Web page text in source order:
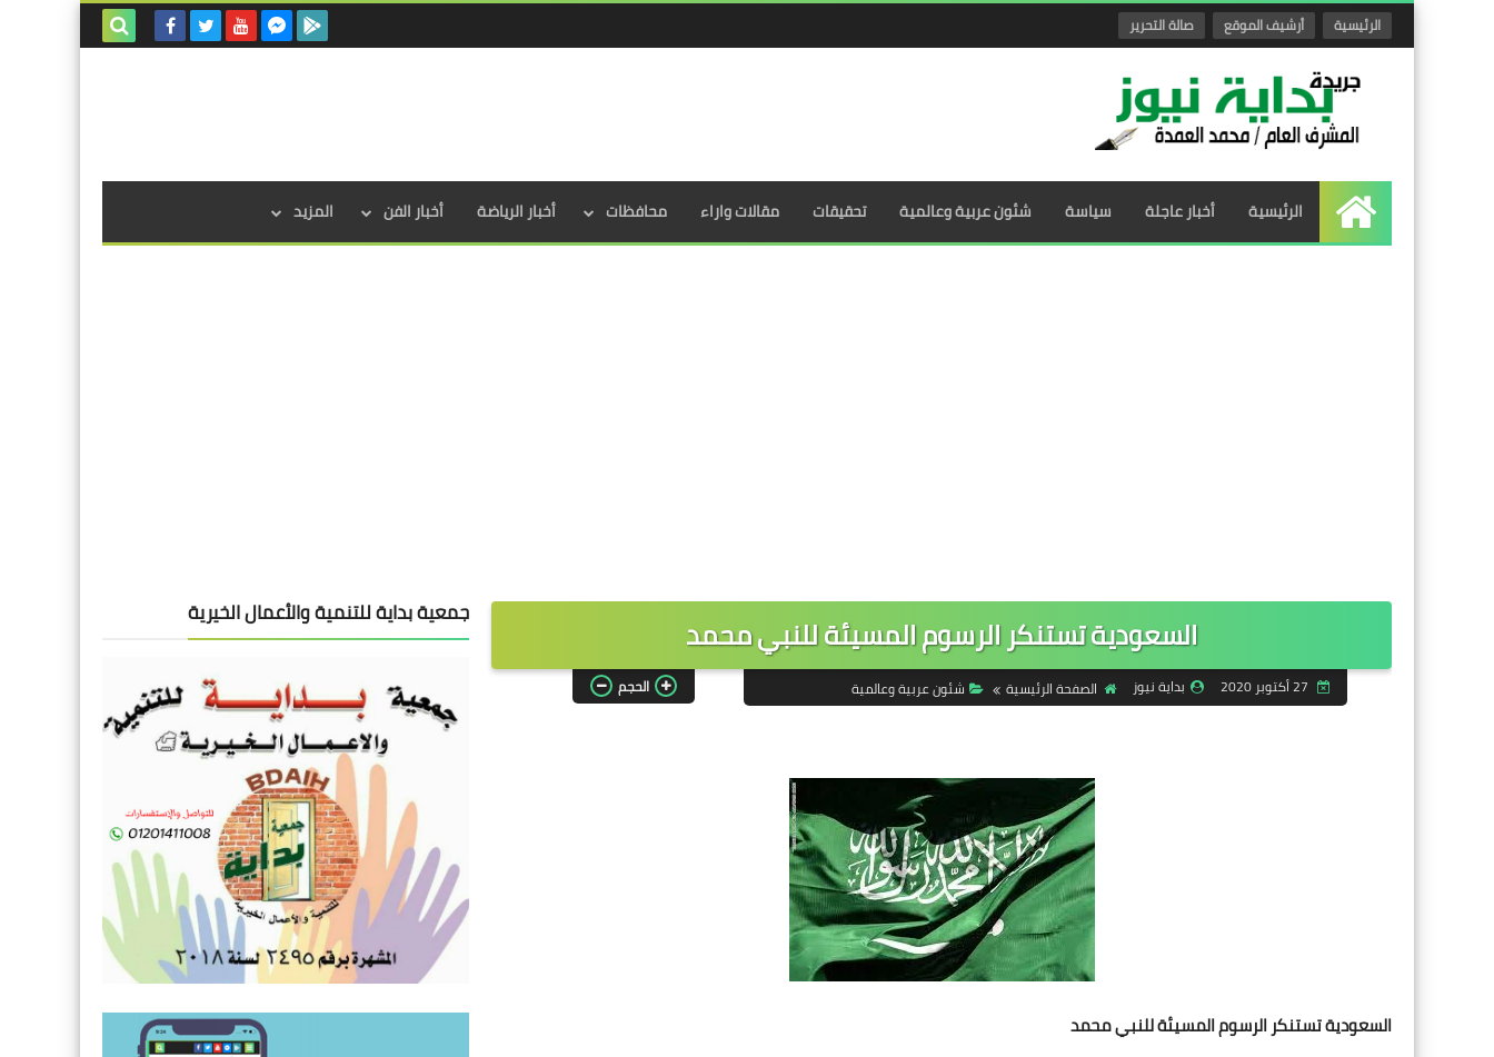
الرئيسية أرشيف الموقع صالة التحرير
الرئيسية
الرئيسية أخبار عاجلة سياسة شئون عربية وعالمية تحقيقات مقالات واراء محافظات أخبار الرياضة أخبار الفن المزيد
السعودية تستنكر الرسوم المسيئة للنبي محمد
بداية نيوز الصفحة الرئيسية شئون عربية وعالمية الحجم
السعودية تستنكر الرسوم المسيئة للنبي محمد
جمعية بداية للتنمية والأعمال الخيرية